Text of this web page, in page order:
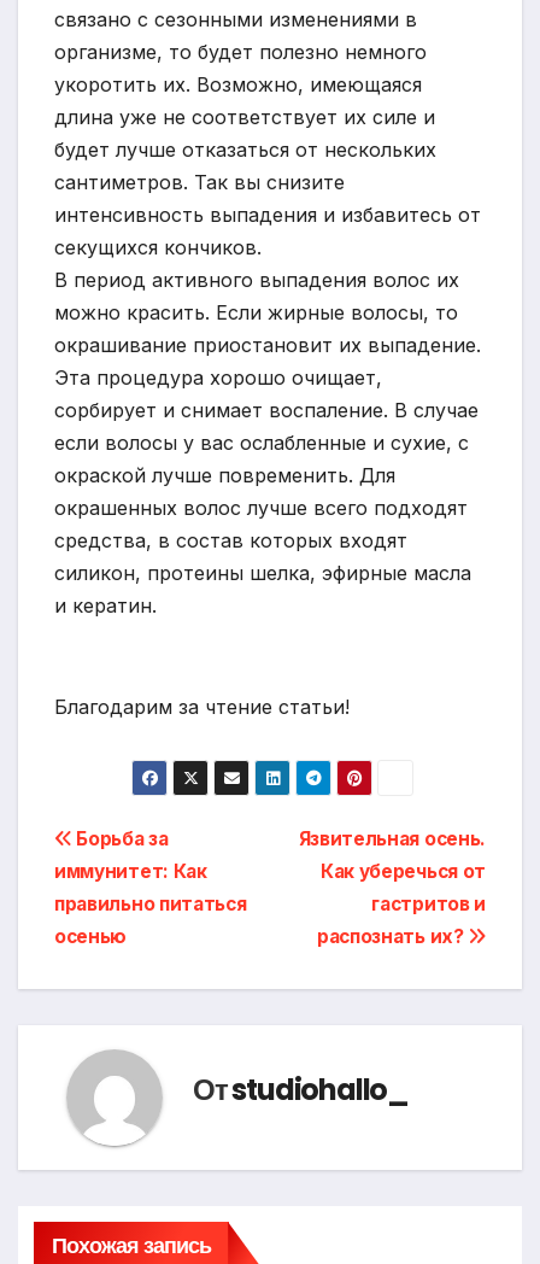
связано с сезонными изменениями в
организме, то будет полезно немного
укоротить их. Возможно, имеющаяся
длина уже не соответствует их силе и
будет лучше отказаться от нескольких
сантиметров. Так вы снизите
интенсивность выпадения и избавитесь от
секущихся кончиков.
В период активного выпадения волос их
можно красить. Если жирные волосы, то
окрашивание приостановит их выпадение.
Эта процедура хорошо очищает,
сорбирует и снимает воспаление. В случае
если волосы у вас ослабленные и сухие, с
окраской лучше повременить. Для
окрашенных волос лучше всего подходят
средства, в состав которых входят
силикон, протеины шелка, эфирные масла
и кератин.
Благодарим за чтение статьи!
Навигация
по
записям
Язвительная осень.
Как уберечься от
гастритов и
распознать их?
Борьба за
иммунитет: Как
правильно питаться
осенью
Отstudiohallo_
Похожая запись